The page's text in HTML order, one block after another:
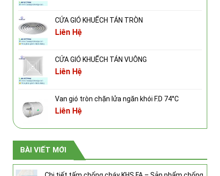
CỬA GIÓ KHUẾCH TÁN TRÒN
Liên Hệ
CỬA GIÓ KHUẾCH TÁN VUÔNG
Liên Hệ
Van gió tròn chặn lửa ngăn khói F.D 74°C
Liên Hệ
BÀI VIẾT MỚI